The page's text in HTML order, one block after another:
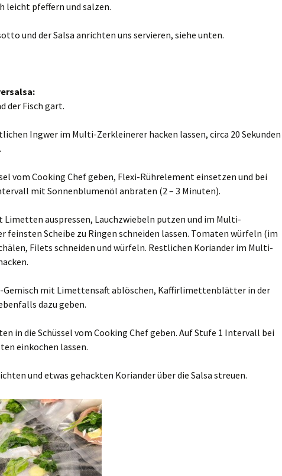
leicht pfeffern und salzen.
und der Salsa anrichten uns servieren, siehe unten.
der Fisch gart.
Ingwer im Multi-Zerkleinerer hacken lassen, circa 20 Sekunden
vom Cooking Chef geben, Flexi-Rührelement einsetzen und bei
mit Sonnenblumenöl anbraten (2 – 3 Minuten).
Limetten auspressen, Lauchzwiebeln putzen und im Multi-
feinsten Scheibe zu Ringen schneiden lassen. Tomaten würfeln (im
Filets schneiden und würfeln. Restlichen Koriander im Multi-
Gemisch mit Limettensaft ablöschen, Kaffirlimettenblätter in der
dazu geben.
in die Schüssel vom Cooking Chef geben. Auf Stufe 1 Intervall bei
einkochen lassen.
und etwas gehackten Koriander über die Salsa streuen.